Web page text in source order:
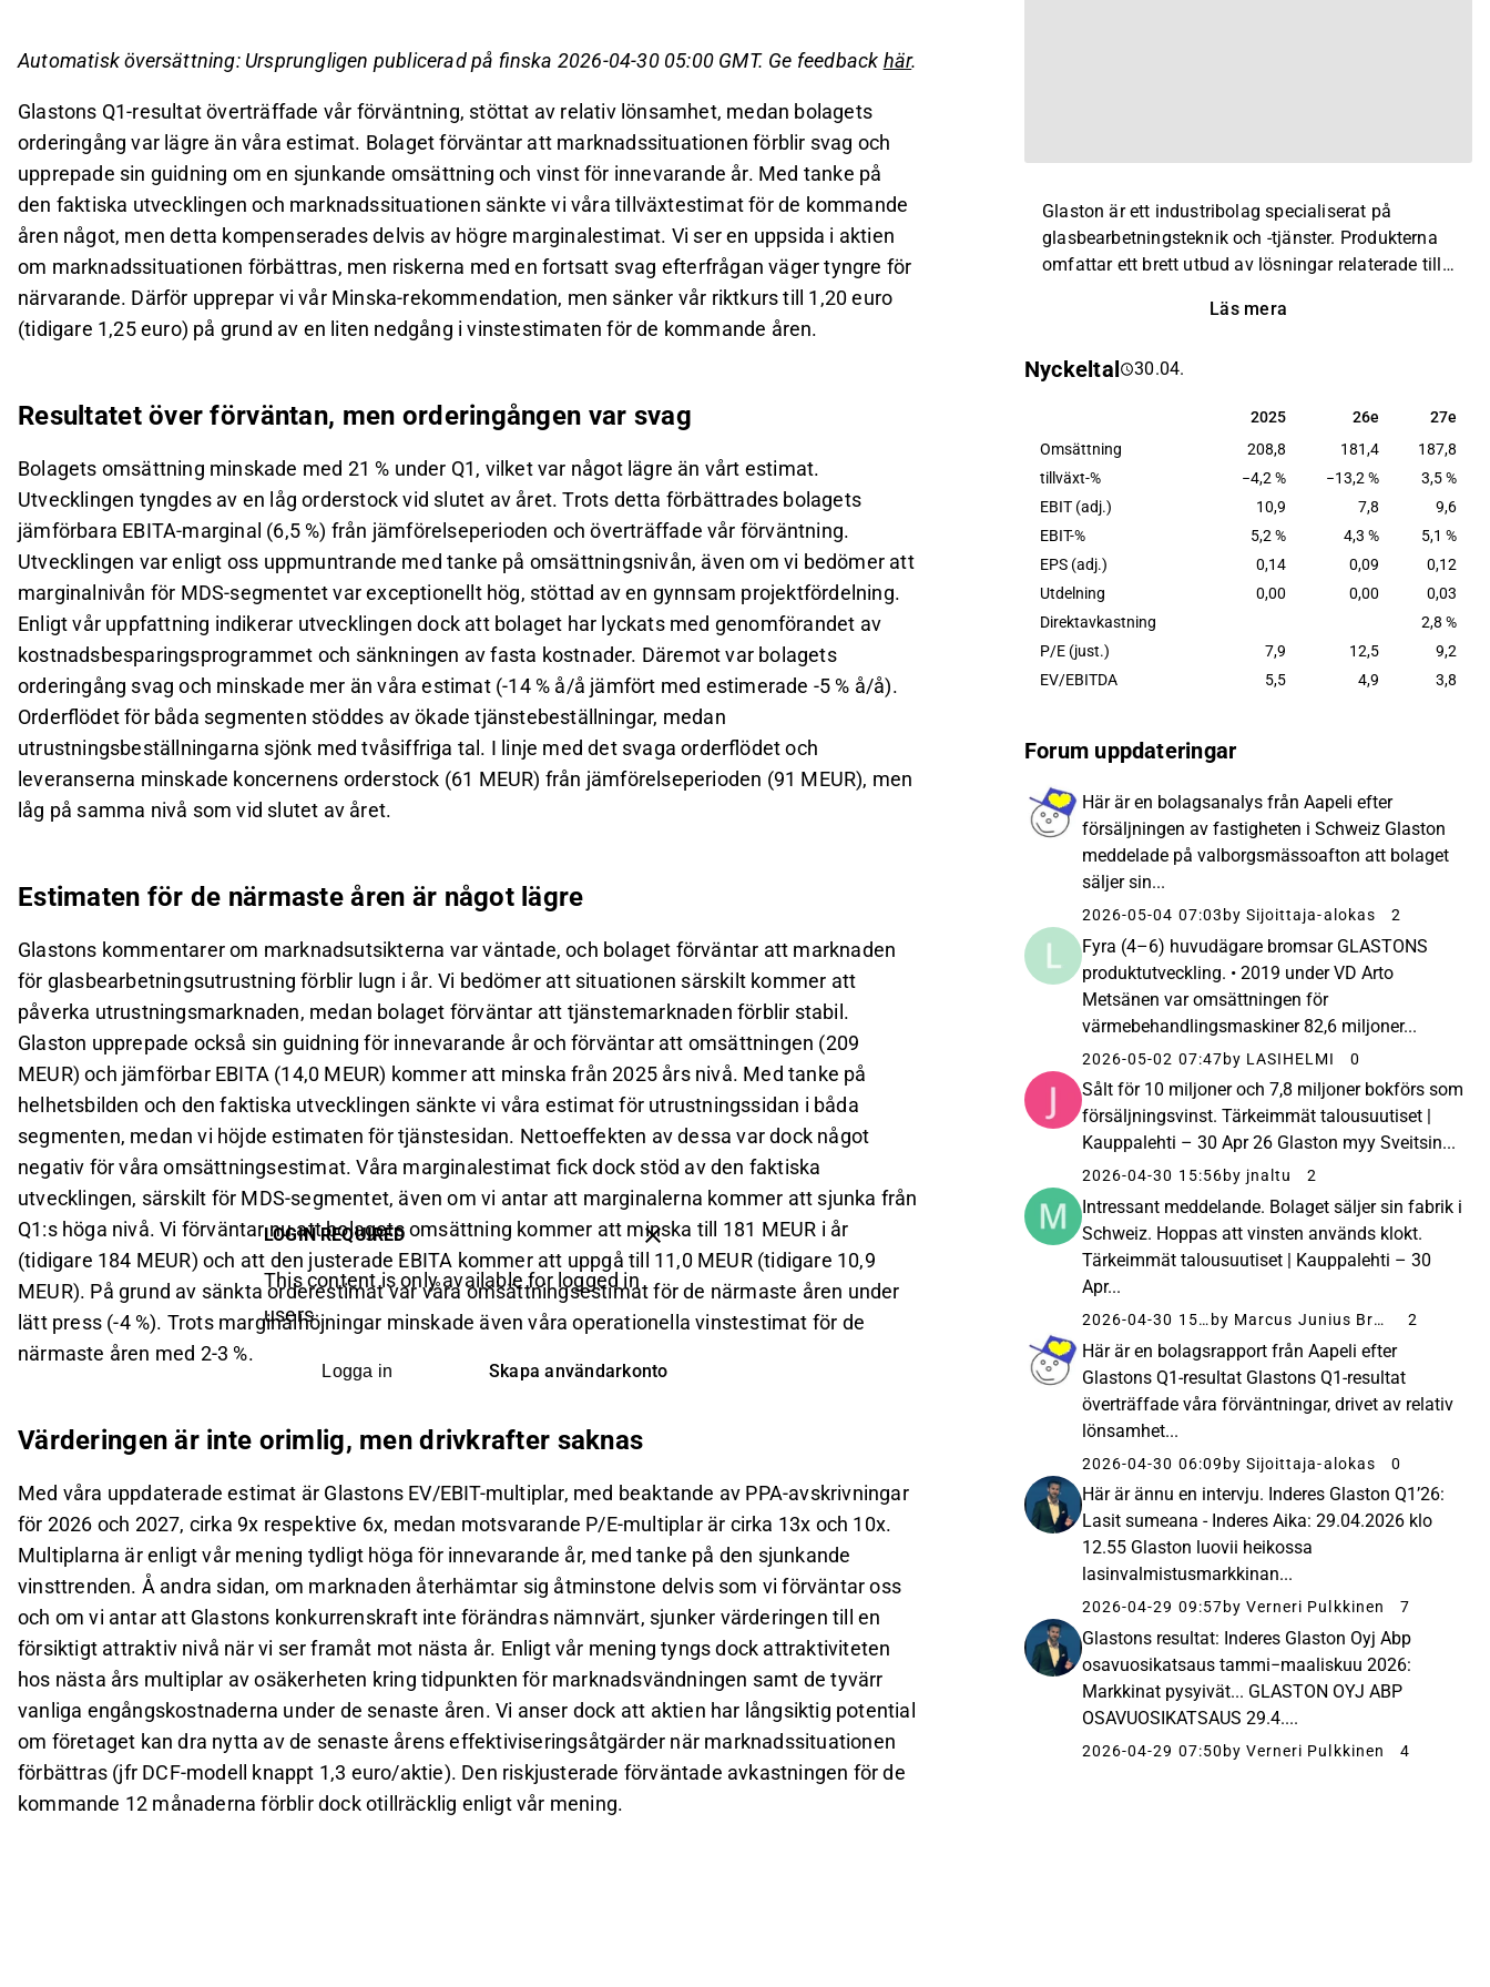
Analytikern sänkte tillväxtestimaten för de kommande åren något, men marginalestimaten
Värderingen av Glaston anses hög för innevarande år, men kan bli mer attraktiv om
marknaden återhämtar sig och företaget kan dra nytta av effektiviseringsåtgärder.
Detta innehåll är skapat av AI. Du kan lämna feedback om det på Inderesforum.
Automatisk översättning: Ursprungligen publicerad på finska 2026-04-30 05:00 GMT. Ge feedback här.
Glastons Q1-resultat överträffade vår förväntning, stöttat av relativ lönsamhet, medan bolagets
orderingång var lägre än våra estimat. Bolaget förväntar att marknadssituationen förblir svag och
upprepade sin guidning om en sjunkande omsättning och vinst för innevarande år. Med tanke på
den faktiska utvecklingen och marknadssituationen sänkte vi våra tillväxtestimat för de kommande
åren något, men detta kompenserades delvis av högre marginalestimat. Vi ser en uppsida i aktien
om marknadssituationen förbättras, men riskerna med en fortsatt svag efterfrågan väger tyngre för
närvarande. Därför upprepar vi vår Minska-rekommendation, men sänker vår riktkurs till 1,20 euro
(tidigare 1,25 euro) på grund av en liten nedgång i vinstestimaten för de kommande åren.
Resultatet över förväntan, men orderingången var svag
Bolagets omsättning minskade med 21 % under Q1, vilket var något lägre än vårt estimat.
Utvecklingen tyngdes av en låg orderstock vid slutet av året. Trots detta förbättrades bolagets
jämförbara EBITA-marginal (6,5 %) från jämförelseperioden och överträffade vår förväntning.
Utvecklingen var enligt oss uppmuntrande med tanke på omsättningsnivån, även om vi bedömer att
marginalnivån för MDS-segmentet var exceptionellt hög, stöttad av en gynnsam projektfördelning.
Enligt vår uppfattning indikerar utvecklingen dock att bolaget har lyckats med genomförandet av
kostnadsbesparingsprogrammet och sänkningen av fasta kostnader. Däremot var bolagets
orderingång svag och minskade mer än våra estimat (-14 % å/å jämfört med estimerade -5 % å/å).
Orderflödet för båda segmenten stöddes av ökade tjänstebeställningar, medan
utrustningsbeställningarna sjönk med tvåsiffriga tal. I linje med det svaga orderflödet och
leveranserna minskade koncernens orderstock (61 MEUR) från jämförelseperioden (91 MEUR), men
låg på samma nivå som vid slutet av året.
Estimaten för de närmaste åren är något lägre
Glastons kommentarer om marknadsutsikterna var väntade, och bolaget förväntar att marknaden
för glasbearbetningsutrustning förblir lugn i år. Vi bedömer att situationen särskilt kommer att
påverka utrustningsmarknaden, medan bolaget förväntar att tjänstemarknaden förblir stabil.
Glaston upprepade också sin guidning för innevarande år och förväntar att omsättningen (209
MEUR) och jämförbar EBITA (14,0 MEUR) kommer att minska från 2025 års nivå. Med tanke på
helhetsbilden och den faktiska utvecklingen sänkte vi våra estimat för utrustningssidan i båda
segmenten, medan vi höjde estimaten för tjänstesidan. Nettoeffekten av dessa var dock något
negativ för våra omsättningsestimat. Våra marginalestimat fick dock stöd av den faktiska
utvecklingen, särskilt för MDS-segmentet, även om vi antar att marginalerna kommer att sjunka från
Q1:s höga nivå. Vi förväntar nu att bolagets omsättning kommer att minska till 181 MEUR i år
(tidigare 184 MEUR) och att den justerade EBITA kommer att uppgå till 11,0 MEUR (tidigare 10,9
MEUR). På grund av sänkta orderestimat var våra omsättningsestimat för de närmaste åren under
lätt press (-4 %). Trots marginalhöjningar minskade även våra operationella vinstestimat för de
närmaste åren med 2-3 %.
Värderingen är inte orimlig, men drivkrafter saknas
Med våra uppdaterade estimat är Glastons EV/EBIT-multiplar, med beaktande av PPA-avskrivningar
för 2026 och 2027, cirka 9x respektive 6x, medan motsvarande P/E-multiplar är cirka 13x och 10x.
Multiplarna är enligt vår mening tydligt höga för innevarande år, med tanke på den sjunkande
vinsttrenden. Å andra sidan, om marknaden återhämtar sig åtminstone delvis som vi förväntar oss
och om vi antar att Glastons konkurrenskraft inte förändras nämnvärt, sjunker värderingen till en
försiktigt attraktiv nivå när vi ser framåt mot nästa år. Enligt vår mening tyngs dock attraktiviteten
hos nästa års multiplar av osäkerheten kring tidpunkten för marknadsvändningen samt de tyvärr
vanliga engångskostnaderna under de senaste åren. Vi anser dock att aktien har långsiktig potential
om företaget kan dra nytta av de senaste årens effektiviseringsåtgärder när marknadssituationen
förbättras (jfr DCF-modell knappt 1,3 euro/aktie). Den riskjusterade förväntade avkastningen för de
kommande 12 månaderna förblir dock otillräcklig enligt vår mening.
LOGIN REQUIRED
This content is only available for logged in
users
Logga in Skapa användarkonto
Glaston är ett industribolag specialiserat på
glasbearbetningsteknik och -tjänster. Produkterna
omfattar ett brett utbud av lösningar relaterade till
och bockning, förbearbetning och
relaterade eftermarknadstjänster. Bolaget är
Läs mera
Nyckeltal 30.04.
2025 26e 27e
2025 26e
27e
Omsättning
208,8 181,4
187,8
tillväxt-%
−4,2 % −13,2 %
3,5 %
EBIT (adj.)
10,9 7,8
9,6
EBIT-%
5,2 % 4,3 %
5,1 %
EPS (adj.)
0,14 0,09
0,12
Utdelning
0,00 0,00
0,03
Direktavkastning
2,8 %
P/E (just.)
7,9 12,5
9,2
EV/EBITDA
5,5 4,9 3,8
Forum uppdateringar
Här är en bolagsanalys från Aapeli efter
försäljningen av fastigheten i Schweiz Glaston
meddelade på valborgsmässoafton att bolaget
säljer sin...
2026-05-04 07:03 by Sijoittaja-alokas 2
Fyra (4–6) huvudägare bromsar GLASTONS
produktutveckling. • 2019 under VD Arto
Metsänen var omsättningen för
värmebehandlingsmaskiner 82,6 miljoner...
2026-05-02 07:47by LASIHELMI 0
Sålt för 10 miljoner och 7,8 miljoner bokförs som
försäljningsvinst. Tärkeimmät talousuutiset |
Kauppalehti – 30 Apr 26 Glaston myy Sveitsin...
2026-04-30 15:56by jnaltu 2
Intressant meddelande. Bolaget säljer sin fabrik i
Schweiz. Hoppas att vinsten används klokt.
Tärkeimmät talousuutiset | Kauppalehti – 30
Apr...
2026-04-30 15:48 by Marcus Junius Brutus 2
Här är en bolagsrapport från Aapeli efter
Glastons Q1-resultat Glastons Q1-resultat
överträffade våra förväntningar, drivet av relativ
lönsamhet...
2026-04-30 06:09by Sijoittaja-alokas 0
Här är ännu en intervju. Inderes Glaston Q1’26:
Lasit sumeana - Inderes Aika: 29.04.2026 klo
12.55 Glaston luovii heikossa
lasinvalmistusmarkkinan...
2026-04-29 09:57by Verneri Pulkkinen 7
Glastons resultat: Inderes Glaston Oyj Abp
osavuosikatsaus tammi−maaliskuu 2026:
Markkinat pysyivät... GLASTON OYJ ABP
OSAVUOSIKATSAUS 29.4....
2026-04-29 07:50 by Verneri Pulkkinen 4